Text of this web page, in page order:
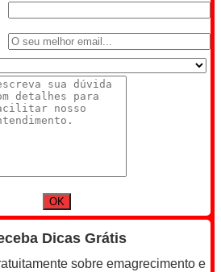
Dicas Grátis
sobre emagrecimento e